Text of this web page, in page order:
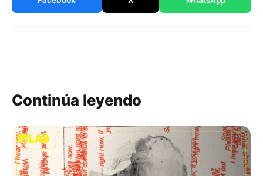
Continúa leyendo